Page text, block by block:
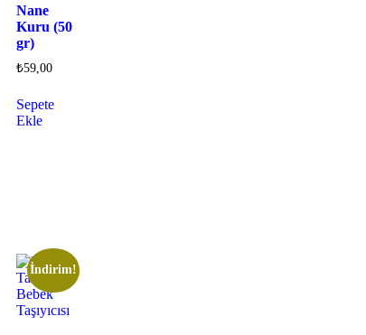
Nane
Kuru (50
gr)
₺59,00
Sepete
Ekle
İndirim!